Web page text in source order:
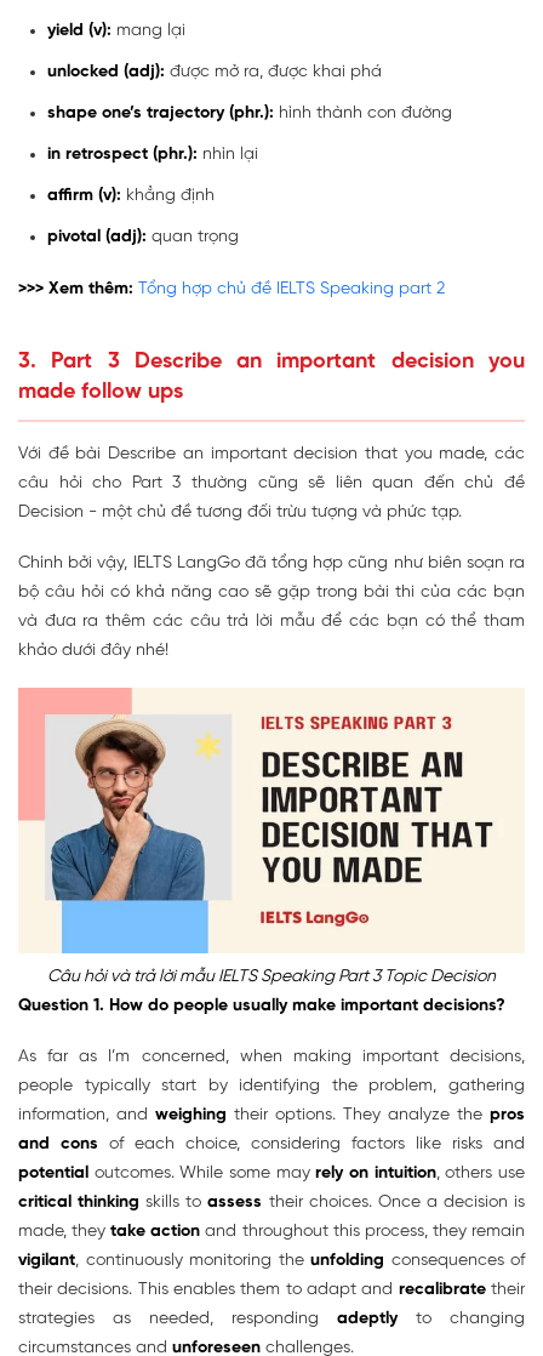
yield (v): mang lại
unlocked (adj): được mở ra, được khai phá
shape one’s trajectory (phr.): hình thành con đường
in retrospect (phr.): nhìn lại
affirm (v): khẳng định
pivotal (adj): quan trọng
>>> Xem thêm: Tổng hợp chủ đề IELTS Speaking part 2
3. Part 3 Describe an important decision you
made follow ups
Với đề bài Describe an important decision that you made, các
câu hỏi cho Part 3 thường cũng sẽ liên quan đến chủ đề
Decision - một chủ đề tương đối trừu tượng và phức tạp.
Chính bởi vậy, IELTS LangGo đã tổng hợp cũng như biên soạn ra
bộ câu hỏi có khả năng cao sẽ gặp trong bài thi của các bạn
và đưa ra thêm các câu trả lời mẫu để các bạn có thể tham
khảo dưới đây nhé!
Câu hỏi và trả lời mẫu IELTS Speaking Part 3 Topic Decision
Question 1. How do people usually make important decisions?
As far as I’m concerned, when making important decisions,
people typically start by identifying the problem, gathering
information, and weighing their options. They analyze the pros
and cons of each choice, considering factors like risks and
potential outcomes. While some mayrely on intuition, others use
critical thinking skills to assess their choices. Once a decision is
made, theytake action and throughout this process, they remain
vigilant, continuously monitoring the unfolding consequences of
their decisions. This enables them to adapt and recalibratetheir
strategies as needed, responding adeptlyto changing
circumstances and unforeseen challenges.